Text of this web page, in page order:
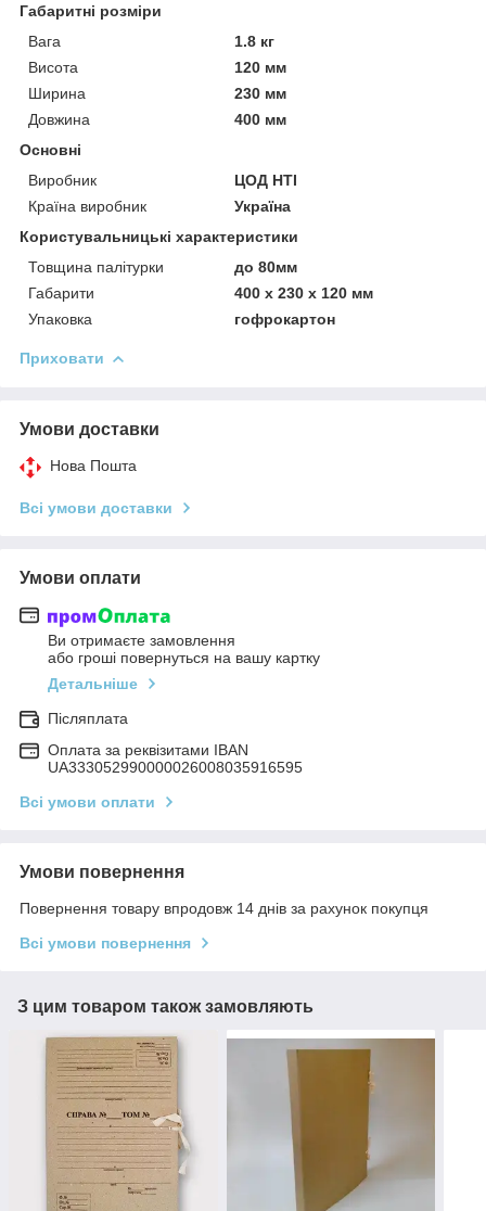
Габаритні розміри
Вага
1.8 кг
Висота
120 мм
Ширина
230 мм
Довжина
400 мм
Основні
Виробник
ЦОД НТІ
Країна виробник
Україна
Користувальницькі характеристики
Товщина палітурки
до 80мм
Габарити
400 х 230 х 120 мм
Упаковка
гофрокартон
Приховати
Умови доставки
Нова Пошта
Всі умови доставки
Умови оплати
Ви отримаєте замовлення
або гроші повернуться на вашу картку
Детальніше
Післяплата
Оплата за реквізитами IBAN
UA333052990000026008035916595
Всі умови оплати
Умови повернення
Повернення товару впродовж 14 днів за рахунок покупця
Всі умови повернення
З цим товаром також замовляють